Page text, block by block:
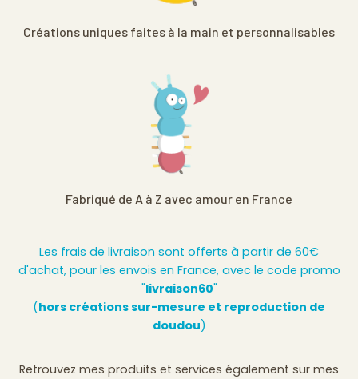
Créations uniques faites à la main et personnalisables
Fabriqué de A à Z avec amour en France
Les frais de livraison sont offerts à partir de 60€
d'achat, pour les envois en France, avec le code promo
"livraison60"
(hors créations sur-mesure et reproduction de
doudou)
Retrouvez mes produits et services également sur mes